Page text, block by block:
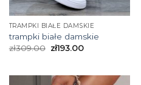
TRAMPKI BIAŁE DAMSKIE
trampki białe damskie
zł309.00 zł193.00